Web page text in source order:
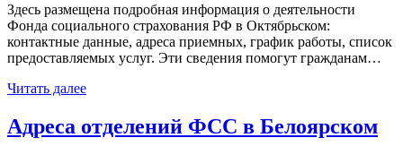
Здесь размещена подробная информация о деятельности
Фонда социального страхования РФ в Октябрьском:
контактные данные, адреса приемных, график работы, список
предоставляемых услуг. Эти сведения помогут гражданам…
Читать далее
Адреса отделений ФСС в Белоярском